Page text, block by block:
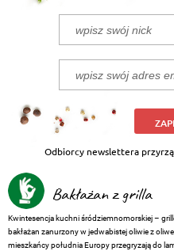
Odbiorcy newslettera
Bakłażan z grilla
Kwintesencja kuchni śródziemnomorskiej –
bakłażan zanurzony w jedwabistej oliwie z
mieszkańcy południa Europy przegryzają do